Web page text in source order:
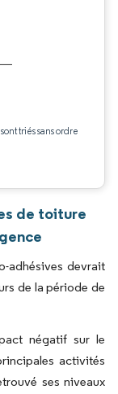
triés sans ordre
de toiture
adhésives devrait
de la période de
négatif sur le
activités
ses niveaux